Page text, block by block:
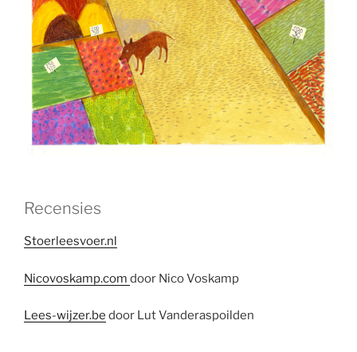
Recensies
Stoerleesvoer.nl
Nicovoskamp.com door Nico Voskamp
Lees-wijzer.be door Lut Vanderaspoilden